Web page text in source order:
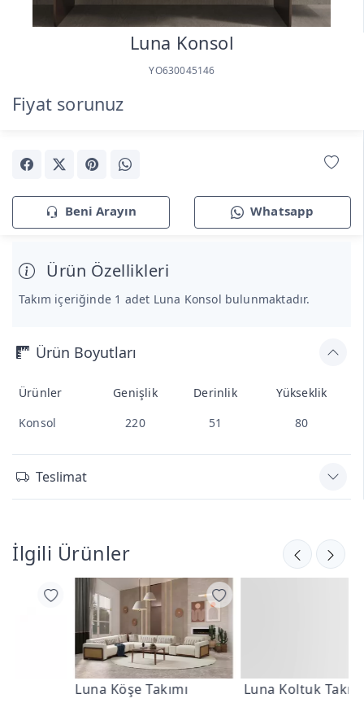
Luna Konsol
YO630045146
Fiyat sorunuz
Beni Arayın Whatsapp
Ürün Özellikleri
Takım içeriğinde 1 adet Luna Konsol bulunmaktadır.
Ürün Boyutları
Ürünler Genişlik Derinlik
Yükseklik
Konsol
220 51 80
Teslimat
İlgili Ürünler
Luna Köşe Takımı Luna Koltuk Takımı